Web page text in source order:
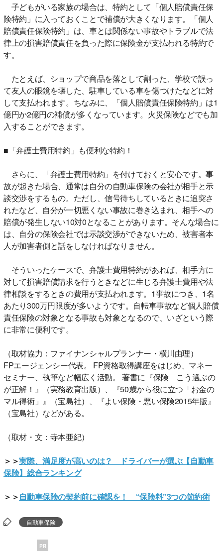
子どもがいる家族の場合は、特約として「個人賠償責任保
険特約」に入っておくことで補償が大きくなります。「個人
賠償責任保険特約」は、車とは関係ない事故やトラブルで法
律上の損害賠償責任を負った際に保険金が支払われる特約で
す。
たとえば、ショップで商品を落として割った、学校で誤っ
て友人の眼鏡を壊した、駐車している車を傷つけたなどに対
して支払われます。ちなみに、「個人賠償責任保険特約」は1
億円か2億円の補償が多くなっています。火災保険などでも加
入することができます。
■「弁護士費用特約」も便利な特約！
さらに、「弁護士費用特約」を付けておくと安心です。事
故が起きた場合、通常は自分の自動車保険の会社が相手と示
談交渉をするもの。ただし、信号待ちしているときに追突さ
れたなど、自分が一切悪くない事故に巻き込まれ、相手への
賠償が発生しない10対0となることがあります。そんな場合に
は、自分の保険会社では示談交渉ができないため、被害者本
人が加害者側と話をしなければなりません。
そういったケースで、弁護士費用特約があれば、相手方に
対して損害賠償請求を行うときなどに生じる弁護士費用や法
律相談をするときの費用が支払われます。1事故につき、1名
あたり300万円限度が多いようです。自転車事故など個人賠償
責任保険の対象となる事故も対象となるので、いざという際
に非常に便利です。
（取材協力：ファイナンシャルプランナー・横川由理）
FPエージェンシー代表。 FP資格取得講座をはじめ、マネー
セミナー、執筆など幅広く活動。 著書に『保険 こう選ぶの
が正解！』（実務教育出版）、『50歳から役に立つ「お金の
マル得術」』（宝島社）、『よい保険・悪い保険2015年版』
（宝島社）などがある。
（取材・文：寺本亜紀）
＞＞実際、満足度が高いのは？ ドライバーが選ぶ【自動車
保険】総合ランキング
＞＞自動車保険の契約前に確認を！ “保険料”3つの節約術
自動車保険
PR